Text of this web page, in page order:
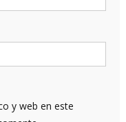
y web en este